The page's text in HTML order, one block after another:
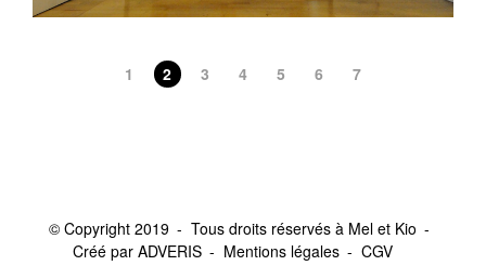
1 2 3 4 5 6 7
© Copyright 2019
Tous droits réservés à Mel et Kio
Créé par ADVERIS
Mentions légales CGV